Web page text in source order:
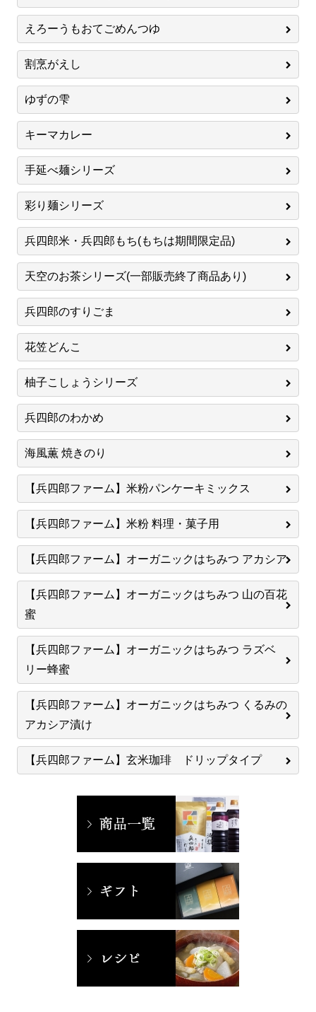
えろーうもおてごめんつゆ
割烹がえし
ゆずの雫
キーマカレー
手延べ麺シリーズ
彩り麺シリーズ
兵四郎米・兵四郎もち(もちは期間限定品)
天空のお茶シリーズ(一部販売終了商品あり)
兵四郎のすりごま
花笠どんこ
柚子こしょうシリーズ
兵四郎のわかめ
海風薫 焼きのり
【兵四郎ファーム】米粉パンケーキミックス
【兵四郎ファーム】米粉 料理・菓子用
【兵四郎ファーム】オーガニックはちみつ アカシア
【兵四郎ファーム】オーガニックはちみつ 山の百花
蜜
【兵四郎ファーム】オーガニックはちみつ ラズベ
リー蜂蜜
【兵四郎ファーム】オーガニックはちみつ くるみの
アカシア漬け
【兵四郎ファーム】玄米珈琲 ドリップタイプ